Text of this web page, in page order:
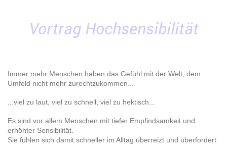
Vortrag Hochsensibilität
Immer mehr Menschen haben das Gefühl mit der Welt, dem
Umfeld nicht mehr zurechtzukommen...
...viel zu laut, viel zu schnell, viel zu hektisch...
Es sind vor allem Menschen mit tiefer Empfindsamkeit und
erhöhter Sensibilität.
Sie fühlen sich damit schneller im Alltag überreizt und überfordert.